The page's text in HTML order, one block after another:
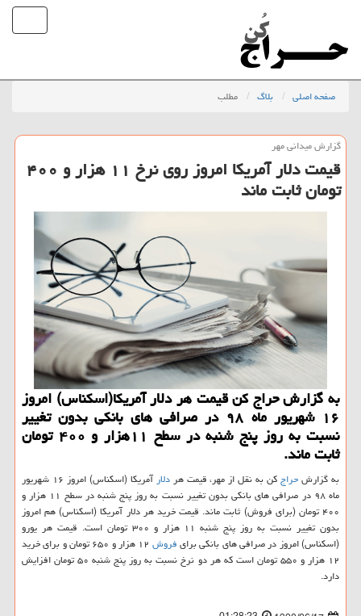
صفحه اصلی بلاگ مطلب
گزارش میدانی مهر
قیمت دلار آمریكا امروز روی نرخ ۱۱ هزار و ۴۰۰
تومان ثابت ماند
به گزارش حراج كن قیمت هر دلار آمریكا(اسكناس) امروز
۱۶ شهریور ماه ۹۸ در صرافی های بانكی بدون تغییر
نسبت به روز پنج شنبه در سطح ۱۱هزار و ۴۰۰ تومان
ثابت ماند.
به گزارشحراجكن به نقل از مهر، قیمت هردلار
آمریكا (اسكناس) امروز ۱۶ شهریور
ماه ۹۸ در صرافی های بانكی بدون تغییر نسبت به روز پنج شنبه در سطح ۱۱ هزار و
۴۰۰ تومان (برای فروش) ثابت ماند. قیمت خرید هر دلار آمریكا (اسكناس) هم امروز
بدون تغییر نسبت به روز پنج شنبه ۱۱ هزار و ۳۰۰ تومان است. قیمت هر یورو
(اسكناس) امروز در صرافی های بانكی برایفروش
۱۲ هزار و ۶۵۰ تومان و برای خرید
۱۲ هزار و ۵۵۰ تومان است كه هر دو نرخ نسبت به روز پنج شنبه ۵۰ تومان افزایش
دارد.